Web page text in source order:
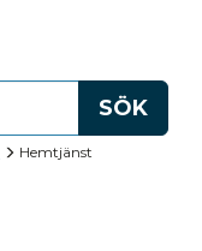
SÖK
Hemtjänst